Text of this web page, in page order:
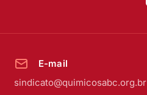
E-mail
sindicato@quimicosabc.org.br